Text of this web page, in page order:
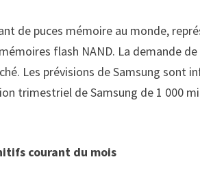
de puces mémoire au monde,
flash NAND. La demande
Les prévisions de Samsung sont
trimestriel de Samsung de 1 000
courant du mois